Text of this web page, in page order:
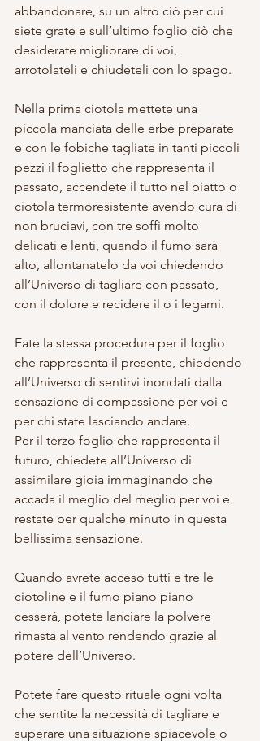
abbandonare, su un altro ciò per cui
siete grate e sull’ultimo foglio ciò che
desiderate migliorare di voi,
arrotolateli e chiudeteli con lo spago.
Nella prima ciotola mettete una
piccola manciata delle erbe preparate
e con le fobiche tagliate in tanti piccoli
pezzi il foglietto che rappresenta il
passato, accendete il tutto nel piatto o
ciotola termoresistente avendo cura di
non bruciavi, con tre soffi molto
delicati e lenti, quando il fumo sarà
alto, allontanatelo da voi chiedendo
all’Universo di tagliare con passato,
con il dolore e recidere il o i legami.
Fate la stessa procedura per il foglio
che rappresenta il presente, chiedendo
all’Universo di sentirvi inondati dalla
sensazione di compassione per voi e
per chi state lasciando andare.
Per il terzo foglio che rappresenta il
futuro, chiedete all’Universo di
assimilare gioia immaginando che
accada il meglio del meglio per voi e
restate per qualche minuto in questa
bellissima sensazione.
Quando avrete acceso tutti e tre le
ciotoline e il fumo piano piano
cesserà, potete lanciare la polvere
rimasta al vento rendendo grazie al
potere dell’Universo.
Potete fare questo rituale ogni volta
che sentite la necessità di tagliare e
superare una situazione spiacevole o